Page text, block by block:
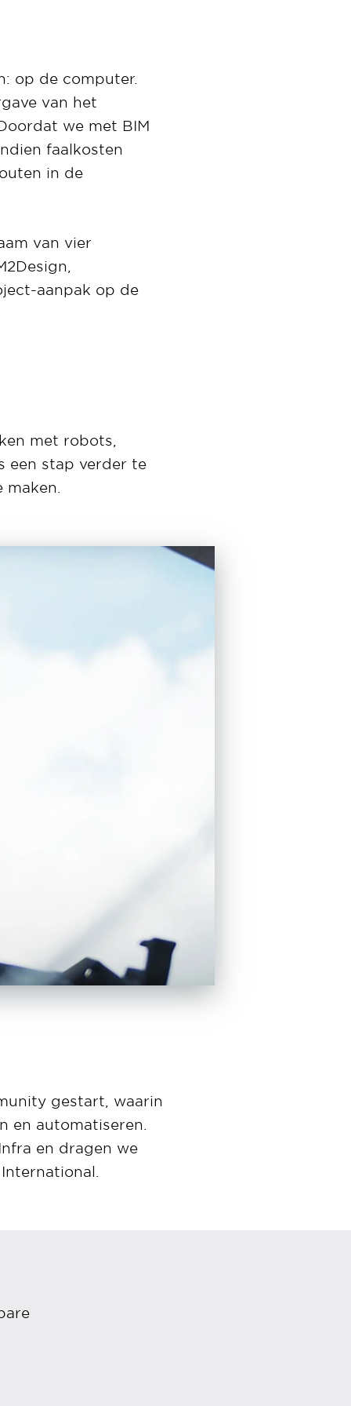
op de computer.
van het
we met BIM
faalkosten
in de
van vier
aanpak op de
met robots,
een stap verder te
gestart, waarin
en automatiseren.
en dragen we